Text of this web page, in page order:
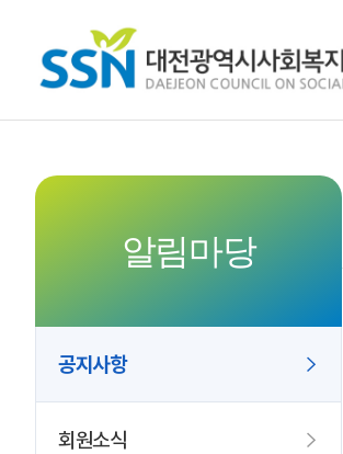
알림마당
공지사항
회원소식